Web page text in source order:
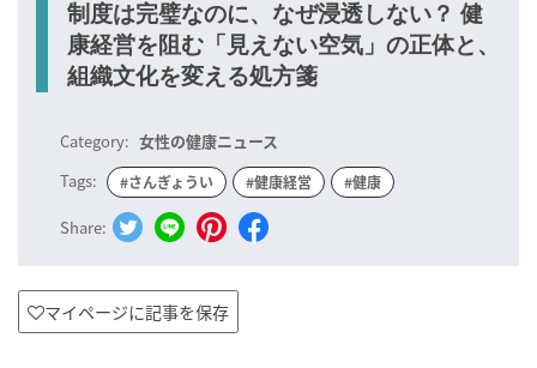
制度は完璧なのに、なぜ浸透しない？ 健
康経営を阻む「見えない空気」の正体と、
組織文化を変える処方箋
Category: 女性の健康ニュース
Tags:
#さんぎょうい #健康経営 #健康
Share:
マイページに記事を保存